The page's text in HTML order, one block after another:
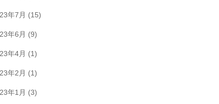
年7月 (15)
年6月 (9)
年4月 (1)
年2月 (1)
年1月 (3)